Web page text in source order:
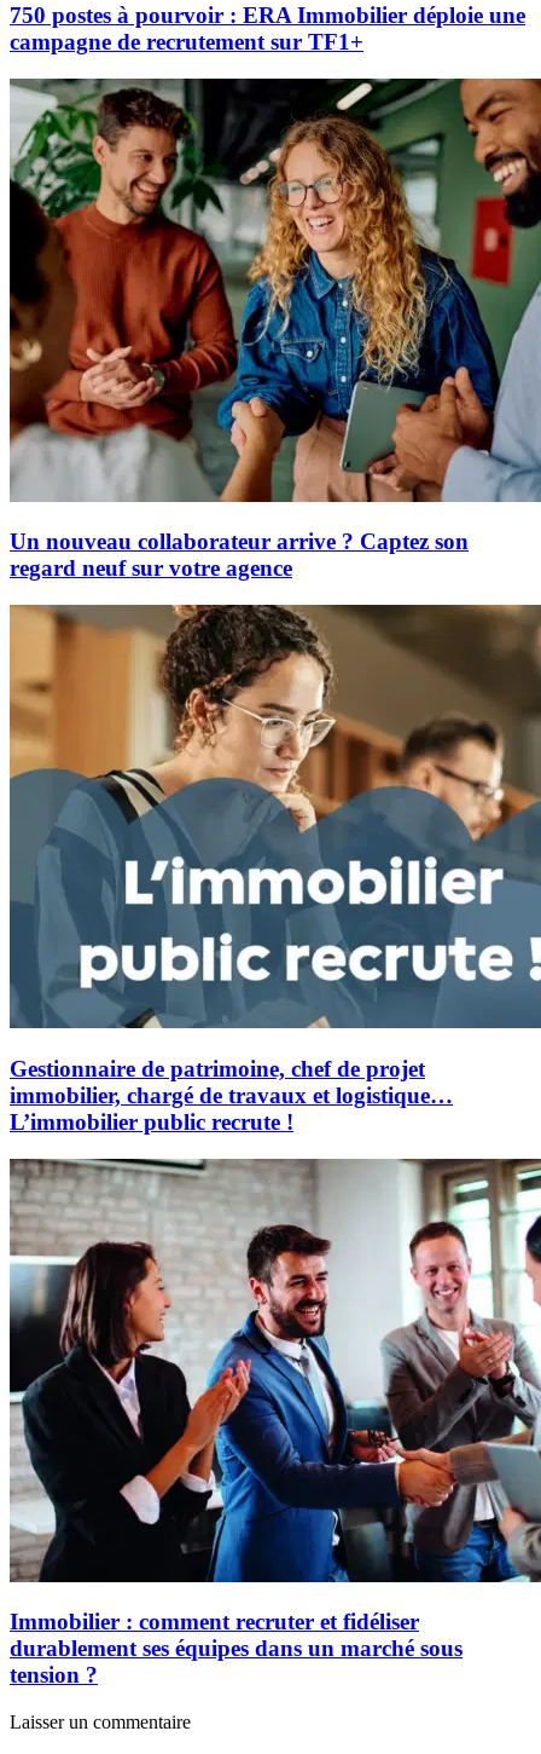
750 postes à pourvoir : ERA Immobilier déploie une
campagne de recrutement sur TF1+
Un nouveau collaborateur arrive ? Captez son
regard neuf sur votre agence
Gestionnaire de patrimoine, chef de projet
immobilier, chargé de travaux et logistique…
L’immobilier public recrute !
Immobilier : comment recruter et fidéliser
durablement ses équipes dans un marché sous
tension ?
Laisser un commentaire